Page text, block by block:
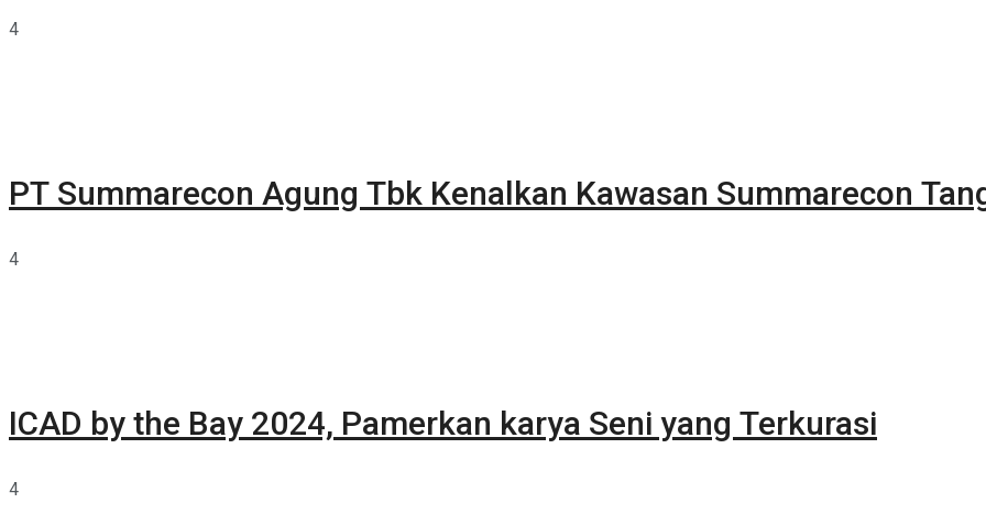
4
PT Summarecon Agung Tbk Kenalkan Kawasan Summarecon
4
ICAD by the Bay 2024, Pamerkan karya Seni yang Terkurasi
4